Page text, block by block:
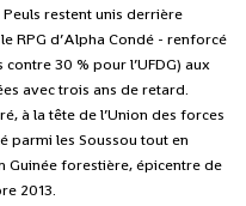
restent unis derrière
RPG d’Alpha Condé - renforcé
30 % pour l’UFDG) aux
avec trois ans de retard.
à la tête de l’Union des forces
parmi les Soussou tout en
Guinée forestière, épicentre de
2013.